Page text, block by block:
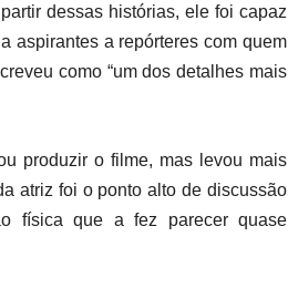
dessas histórias, ele foi capaz
aspirantes a repórteres com quem
como “um dos detalhes mais
produzir o filme, mas levou mais
atriz foi o ponto alto de discussão
física que a fez parecer quase